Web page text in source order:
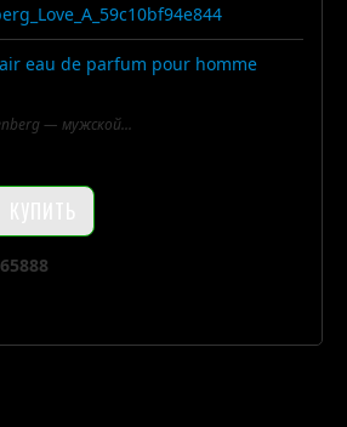
eau de parfum pour homme
— мужской...